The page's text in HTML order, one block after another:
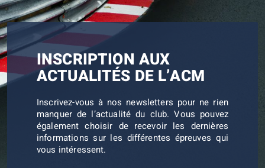
INSCRIPTION AUX
ACTUALITÉS DE L’ACM
Inscrivez-vous à nos newsletters pour ne rien
manquer de l’actualité du club. Vous pouvez
également choisir de recevoir les dernières
informations sur les différentes épreuves qui
vous intéressent.